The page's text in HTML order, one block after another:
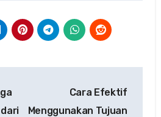
Cara Efektif
Menggunakan Tujuan